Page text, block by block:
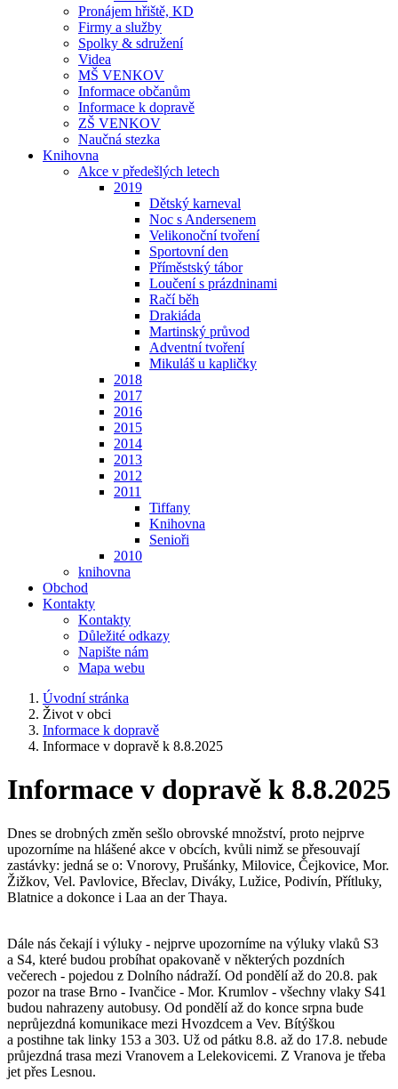
Pronájem hřiště, KD
Firmy a služby
Spolky & sdružení
Videa
MŠ VENKOV
Informace občanům
Informace k dopravě
ZŠ VENKOV
Naučná stezka
Knihovna
Akce v předešlých letech
2019
Dětský karneval
Noc s Andersenem
Velikonoční tvoření
Sportovní den
Příměstský tábor
Loučení s prázdninami
Račí běh
Drakiáda
Martinský průvod
Adventní tvoření
Mikuláš u kapličky
2018
2017
2016
2015
2014
2013
2012
2011
Tiffany
Knihovna
Senioři
2010
knihovna
Obchod
Kontakty
Kontakty
Důležité odkazy
Napište nám
Mapa webu
Úvodní stránka
Život v obci
Informace k dopravě
Informace v dopravě k 8.8.2025
Informace v dopravě k 8.8.2025
Dnes se drobných změn sešlo obrovské množství, proto nejprve
upozorníme na hlášené akce v obcích, kvůli nimž se přesouvají
zastávky: jedná se o: Vnorovy, Prušánky, Milovice, Čejkovice, Mor.
Žižkov, Vel. Pavlovice, Břeclav, Diváky, Lužice, Podivín, Přítluky,
Blatnice a dokonce i Laa an der Thaya.
Dále nás čekají i výluky - nejprve upozorníme na výluky vlaků S3
a S4, které budou probíhat opakovaně v některých pozdních
večerech - pojedou z Dolního nádraží. Od pondělí až do 20.8. pak
pozor na trase Brno - Ivančice - Mor. Krumlov - všechny vlaky S41
budou nahrazeny autobusy. Od pondělí až do konce srpna bude
neprůjezdná komunikace mezi Hvozdcem a Vev. Bítýškou
a postihne tak linky 153 a 303. Už od pátku 8.8. až do 17.8. nebude
průjezdná trasa mezi Vranovem a Lelekovicemi. Z Vranova je třeba
jet přes Lesnou.